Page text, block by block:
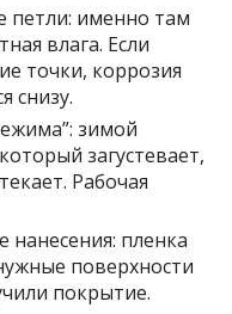
петли: именно там
влага. Если
точки, коррозия
снизу.
зимой
загустевает,
Рабочая
нанесения: пленка
поверхности
покрытие.